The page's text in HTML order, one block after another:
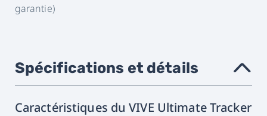
garantie)
Spécifications et détails ›
Caractéristiques du VIVE Ultimate Tracker